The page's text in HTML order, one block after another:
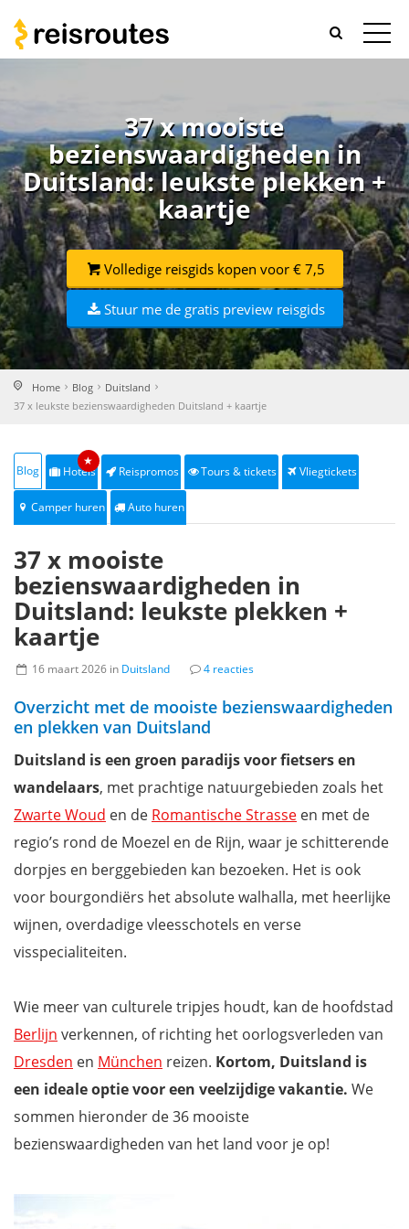
37 x mooiste
bezienswaardigheden in
Duitsland: leukste plekken +
kaartje
Volledige reisgids kopen voor € 7,5
Stuur me de gratis preview reisgids
Home Blog
Duitsland
37 x leukste bezienswaardigheden Duitsland + kaartje
Blog Hotels
★
Reispromos Tours & tickets Vliegtickets
Camper huren Auto huren
37 x mooiste
bezienswaardigheden in
Duitsland: leukste plekken +
kaartje
16 maart 2026 in Duitsland 4 reacties
Overzicht met de mooiste bezienswaardigheden
en plekken van Duitsland
Duitsland is een groen paradijs voor fietsers en
wandelaars, met prachtige natuurgebieden zoals het
Zwarte Woud en de Romantische Strasse en met de
regio’s rond de Moezel en de Rijn, waar je schitterende
dorpjes en berggebieden kan bezoeken. Het is ook
voor bourgondiërs het absolute walhalla, met heerlijke
wijnen, overdadige vleesschotels en verse
visspecialiteiten.
Wie meer van culturele tripjes houdt, kan de hoofdstad
Berlijn verkennen, of richting het oorlogsverleden van
Dresden en München reizen. Kortom, Duitsland is
een ideale optie voor een veelzijdige vakantie. We
sommen hieronder de 36 mooiste
bezienswaardigheden van het land voor je op!